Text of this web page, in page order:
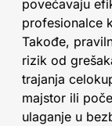
povećavaju
profesionalce
Takođe,
rizik od
trajanja
majstor ili
ulaganje u